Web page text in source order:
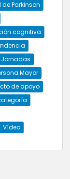
Parkinson
cognitiva
Jornadas
Mayor
de apoyo
Vídeo